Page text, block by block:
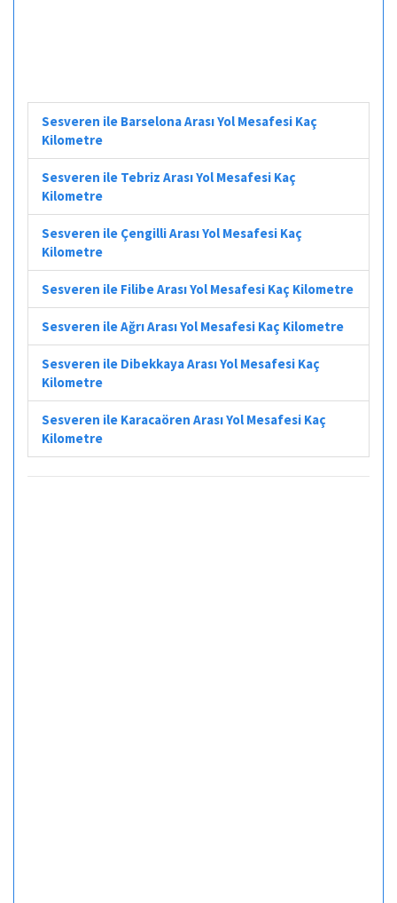
Sesveren ile Barselona Arası Yol Mesafesi Kaç
Kilometre
Sesveren ile Tebriz Arası Yol Mesafesi Kaç
Kilometre
Sesveren ile Çengilli Arası Yol Mesafesi Kaç
Kilometre
Sesveren ile Filibe Arası Yol Mesafesi Kaç Kilometre
Sesveren ile Ağrı Arası Yol Mesafesi Kaç Kilometre
Sesveren ile Dibekkaya Arası Yol Mesafesi Kaç
Kilometre
Sesveren ile Karacaören Arası Yol Mesafesi Kaç
Kilometre